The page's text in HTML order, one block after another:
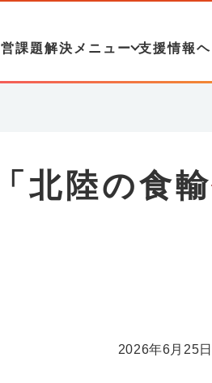
課題解決メニュー 支援情報
北陸の食輸
2026年6月25日